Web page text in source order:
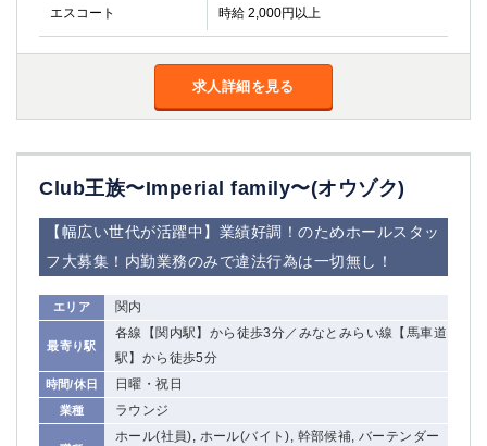
エスコート 時給 2,000円以上
求人詳細を見る
Club王族〜Imperial family〜(オウゾク)
【幅広い世代が活躍中】業績好調！のためホールスタッ
フ大募集！内勤業務のみで違法行為は一切無し！
エリア 関内
最寄り駅
各線【関内駅】から徒歩3分／みなとみらい線【馬車道
駅】から徒歩5分
時間/休日 日曜・祝日
業種 ラウンジ
ホール(社員), ホール(バイト), 幹部候補, バーテンダー